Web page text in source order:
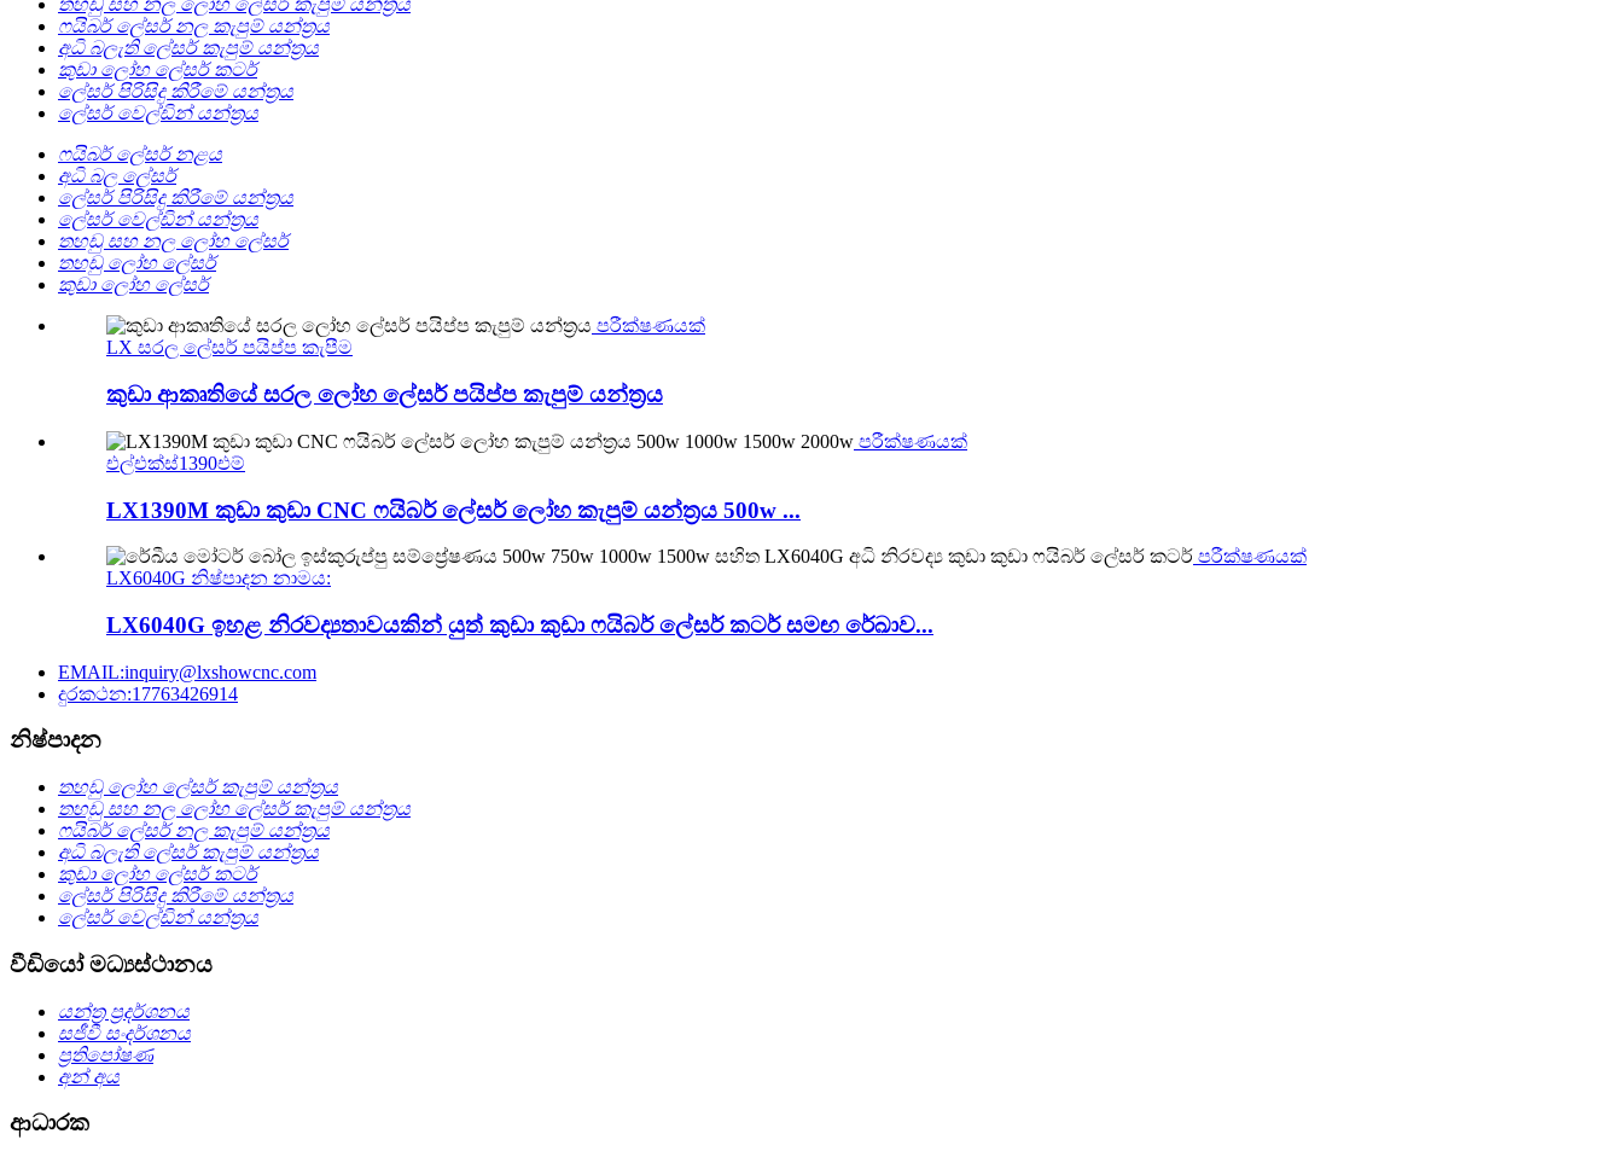
තහඩු සහ නල ලෝහ ලේසර් කැපුම් යන්ත්‍රය
ෆයිබර් ලේසර් නල කැපුම් යන්ත්‍රය
අධි බලැති ලේසර් කැපුම් යන්ත්‍රය
කුඩා ලෝහ ලේසර් කටර්
ලේසර් පිරිසිදු කිරීමේ යන්ත්‍රය
ලේසර් වෙල්ඩින් යන්ත්‍රය
ෆයිබර් ලේසර් නළය
අධි බල ලේසර්
ලේසර් පිරිසිදු කිරීමේ යන්ත්‍රය
ලේසර් වෙල්ඩින් යන්ත්‍රය
තහඩු සහ නල ලෝහ ලේසර්
තහඩු ලෝහ ලේසර්
කුඩා ලෝහ ලේසර්
පරීක්ෂණයක්
LX සරල ලේසර් පයිප්ප කැපීම
කුඩා ආකෘතියේ සරල ලෝහ ලේසර් පයිප්ප කැපුම් යන්ත්‍රය
පරීක්ෂණයක්
එල්එක්ස්1390එම්
LX1390M කුඩා කුඩා CNC ෆයිබර් ලේසර් ලෝහ කැපුම් යන්ත්‍රය 500w ...
පරීක්ෂණයක්
LX6040G නිෂ්පාදන නාමය:
LX6040G ඉහළ නිරවද්‍යතාවයකින් යුත් කුඩා කුඩා ෆයිබර් ලේසර් කටර් සමඟ රේඛාව...
EMAIL:inquiry@lxshowcnc.com
දුරකථන:17763426914
නිෂ්පාදන
තහඩු ලෝහ ලේසර් කැපුම් යන්ත්‍රය
තහඩු සහ නල ලෝහ ලේසර් කැපුම් යන්ත්‍රය
ෆයිබර් ලේසර් නල කැපුම් යන්ත්‍රය
අධි බලැති ලේසර් කැපුම් යන්ත්‍රය
කුඩා ලෝහ ලේසර් කටර්
ලේසර් පිරිසිදු කිරීමේ යන්ත්‍රය
ලේසර් වෙල්ඩින් යන්ත්‍රය
වීඩියෝ මධ්‍යස්ථානය
යන්ත්‍ර ප්‍රදර්ශනය
සජීවී සංදර්ශනය
ප්‍රතිපෝෂණ
අන් අය
ආධාරක